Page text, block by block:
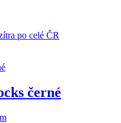
po celé ČR
černé